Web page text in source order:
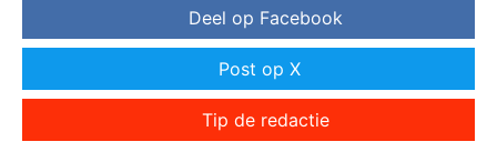
Deel op Facebook
Post op X
Tip de redactie